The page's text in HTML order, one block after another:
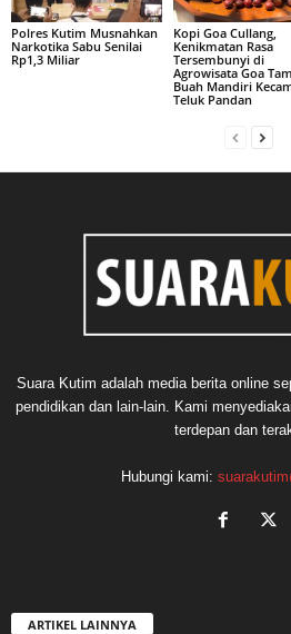
Polres Kutim Musnahkan
Narkotika Sabu Senilai
Rp1,3 Miliar
Kopi Goa Cullang,
Kenikmatan Rasa
Tersembunyi di
Agrowisata Goa
Buah Mandiri
Teluk Pandan
Suara Kutim adalah media berita online
pendidikan dan lain-lain. Kami
terdepan dan
Hubungi kami:
ARTIKEL LAINNYA